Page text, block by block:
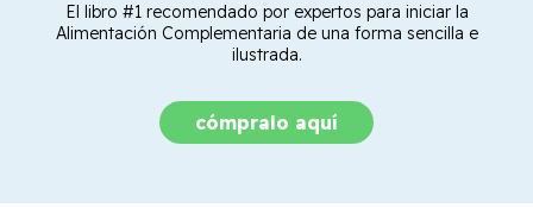
El libro #1 recomendado por expertos para iniciar la
Alimentación Complementaria de una forma sencilla e
ilustrada.
cómpralo aquí